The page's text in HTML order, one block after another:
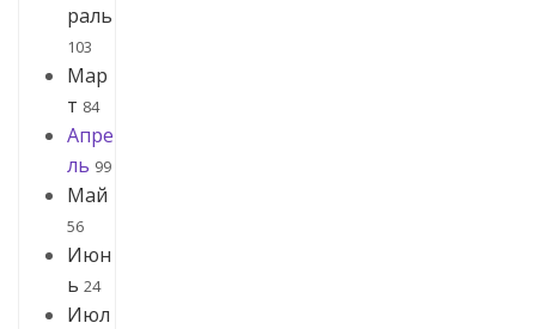
раль
103
Мар
т 84
Апре
ль 99
Май
56
Июн
ь 24
Июл